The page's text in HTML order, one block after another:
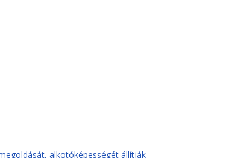
alkotóképességét állítják